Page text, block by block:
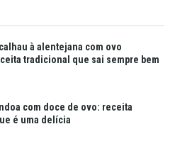
à alentejana com ovo
tradicional que sai sempre bem
com doce de ovo: receita
é uma delícia